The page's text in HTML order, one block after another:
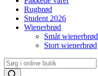
Rugbrød
Student 2026
Wienerbrød
Småt wienerbrød
Stort wienerbrød
Products
search